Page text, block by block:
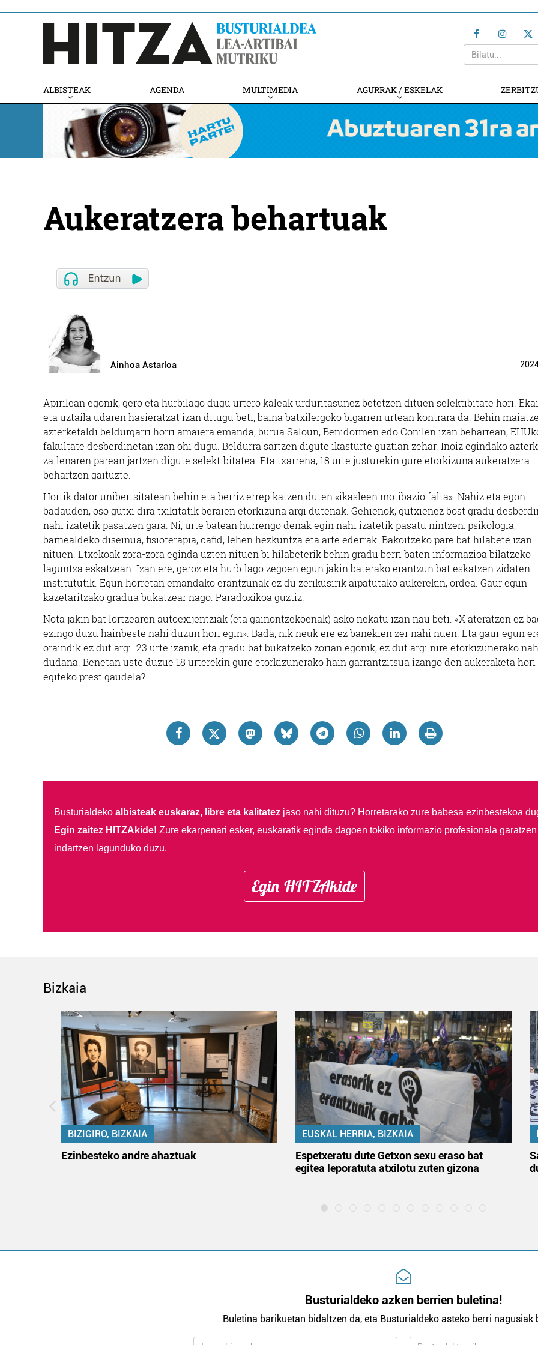
ALBISTEAK AGENDA MULTIMEDIA AGURRAK / ESKELAK
Aukeratzera behartuak
Ainhoa Astarloa
Apirilean egonik, gero eta hurbilago dugu urtero kaleak urduritasunez betetzen dituen selektibitate hori.
eta uztaila udaren hasieratzat izan ditugu beti, baina batxilergoko bigarren urtean kontrara da. Behin
azterketaldi beldurgarri horri amaiera emanda, burua Saloun, Benidormen edo Conilen izan beharrean,
fakultate desberdinetan izan ohi dugu. Beldurra sartzen digute ikasturte guztian zehar. Inoiz egindako
zailenaren parean jartzen digute selektibitatea. Eta txarrena, 18 urte justurekin gure etorkizuna aukeratzera
behartzen gaituzte.
Hortik dator unibertsitatean behin eta berriz errepikatzen duten «ikasleen motibazio falta». Nahiz eta egon
badauden, oso gutxi dira txikitatik beraien etorkizuna argi dutenak. Gehienok, gutxienez bost gradu
nahi izatetik pasatzen gara. Ni, urte batean hurrengo denak egin nahi izatetik pasatu nintzen: psikologia,
barnealdeko diseinua, fisioterapia, cafid, lehen hezkuntza eta arte ederrak. Bakoitzeko pare bat hilabete izan
nituen. Etxekoak zora-zora eginda uzten nituen bi hilabeterik behin gradu berri baten informazioa bilatzeko
laguntza eskatzean. Izan ere, geroz eta hurbilago zegoen egun jakin baterako erantzun bat eskatzen zidaten
institututik. Egun horretan emandako erantzunak ez du zerikusirik aipatutako aukerekin, ordea. Gaur egun
kazetaritzako gradua bukatzear nago. Paradoxikoa guztiz.
Nota jakin bat lortzearen autoexijentziak (eta gainontzekoenak) asko nekatu izan nau beti. «X ateratzen ez
ezingo duzu hainbeste nahi duzun hori egin». Bada, nik neuk ere ez banekien zer nahi nuen. Eta gaur egun
oraindik ez dut argi. 23 urte izanik, eta gradu bat bukatzeko zorian egonik, ez dut argi nire etorkizunerako
dudana. Benetan uste duzue 18 urterekin gure etorkizunerako hain garrantzitsua izango den aukeraketa hori
egiteko prest gaudela?
Busturialdeko albisteak euskaraz, libre eta kalitatezjaso nahi dituzu? Horretarako zure babesa ezinbestekoa
Egin zaitez HITZAkide! Zure ekarpenari esker, euskaratik eginda dagoen tokiko informazio profesionala garatzen
indartzen lagunduko duzu.
Egin HITZAkide
Bizkaia
BIZIGIRO, BIZKAIA
Ezinbesteko andre ahaztuak
EUSKAL HERRIA, BIZKAIA
Espetxeratu dute Getxon sexu eraso bat
egitea leporatuta atxilotu zuten gizona
Busturialdeko azken berrien buletina!
Buletina barikuetan bidaltzen da, eta Busturialdeko asteko berri nagusiak